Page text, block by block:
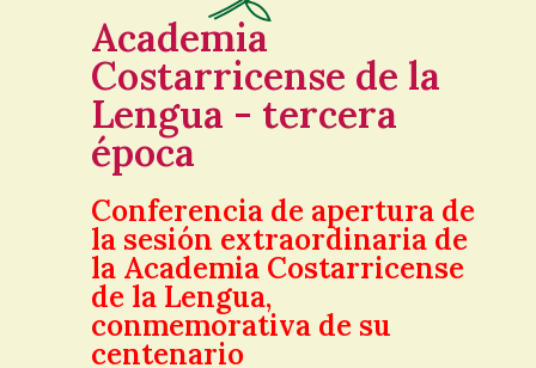
Academia
Costarricense de la
Lengua - tercera
época
Conferencia de apertura de
la sesión extraordinaria de
la Academia Costarricense
de la Lengua,
conmemorativa de su
centenario